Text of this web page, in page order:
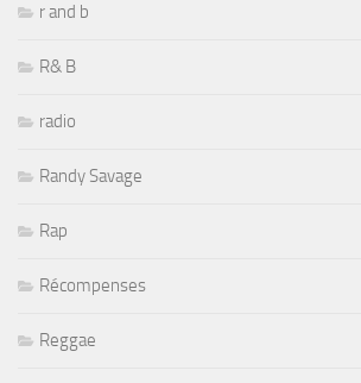
r and b
R& B
radio
Randy Savage
Rap
Récompenses
Reggae